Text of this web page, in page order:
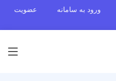
ورود به سامانه عضویت